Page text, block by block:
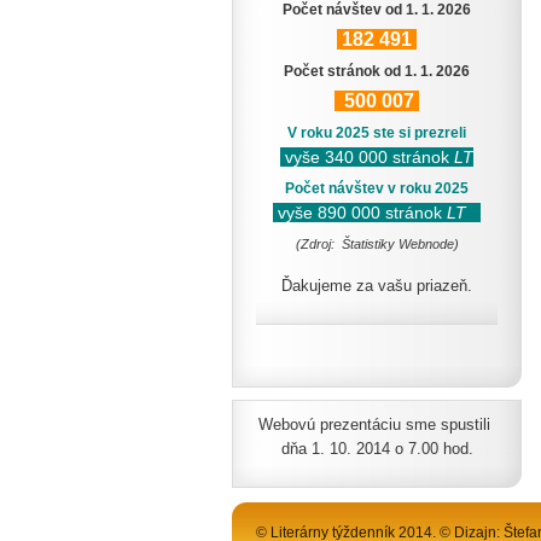
Počet návštev od 1. 1. 2026
182 491
Počet stránok od 1. 1. 2026
500 007
V roku 2025 ste si prezreli
vyše 340 000 stránok LT
Počet návštev v roku 2025
vyše 890 000 stránok LT
(Zdroj: Štatistiky Webnode)
Ďakujeme za vašu priazeň.
Webovú prezentáciu sme spustili
dňa 1. 10. 2014 o 7.00 hod.
© Literárny týždenník 2014. © Dizajn: